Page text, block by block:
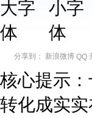
分享到： 新浪微博 QQ
核心提示
转化成实